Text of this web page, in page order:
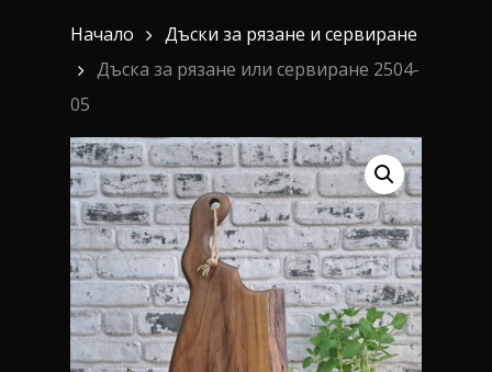
Начало
Дъски за рязане и сервиране
Дъска за рязане или сервиране 2504-
05